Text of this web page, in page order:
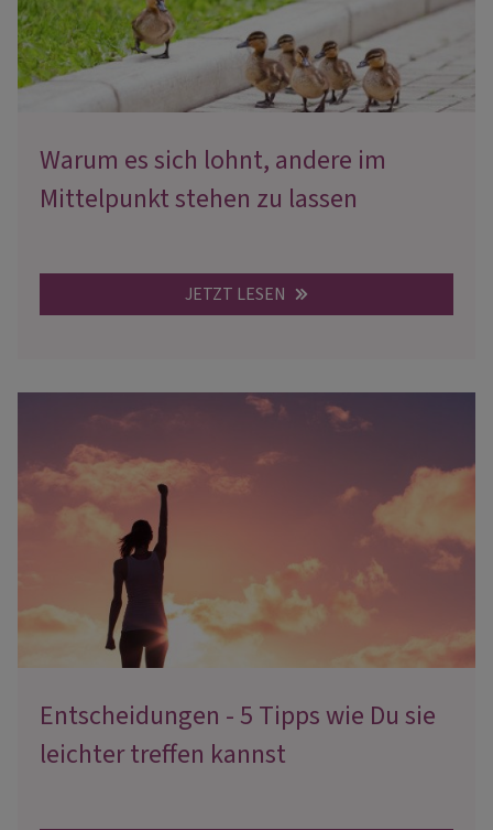
Warum es sich lohnt, andere im
Mittelpunkt stehen zu lassen
JETZT LESEN
Entscheidungen - 5 Tipps wie Du sie
leichter treffen kannst